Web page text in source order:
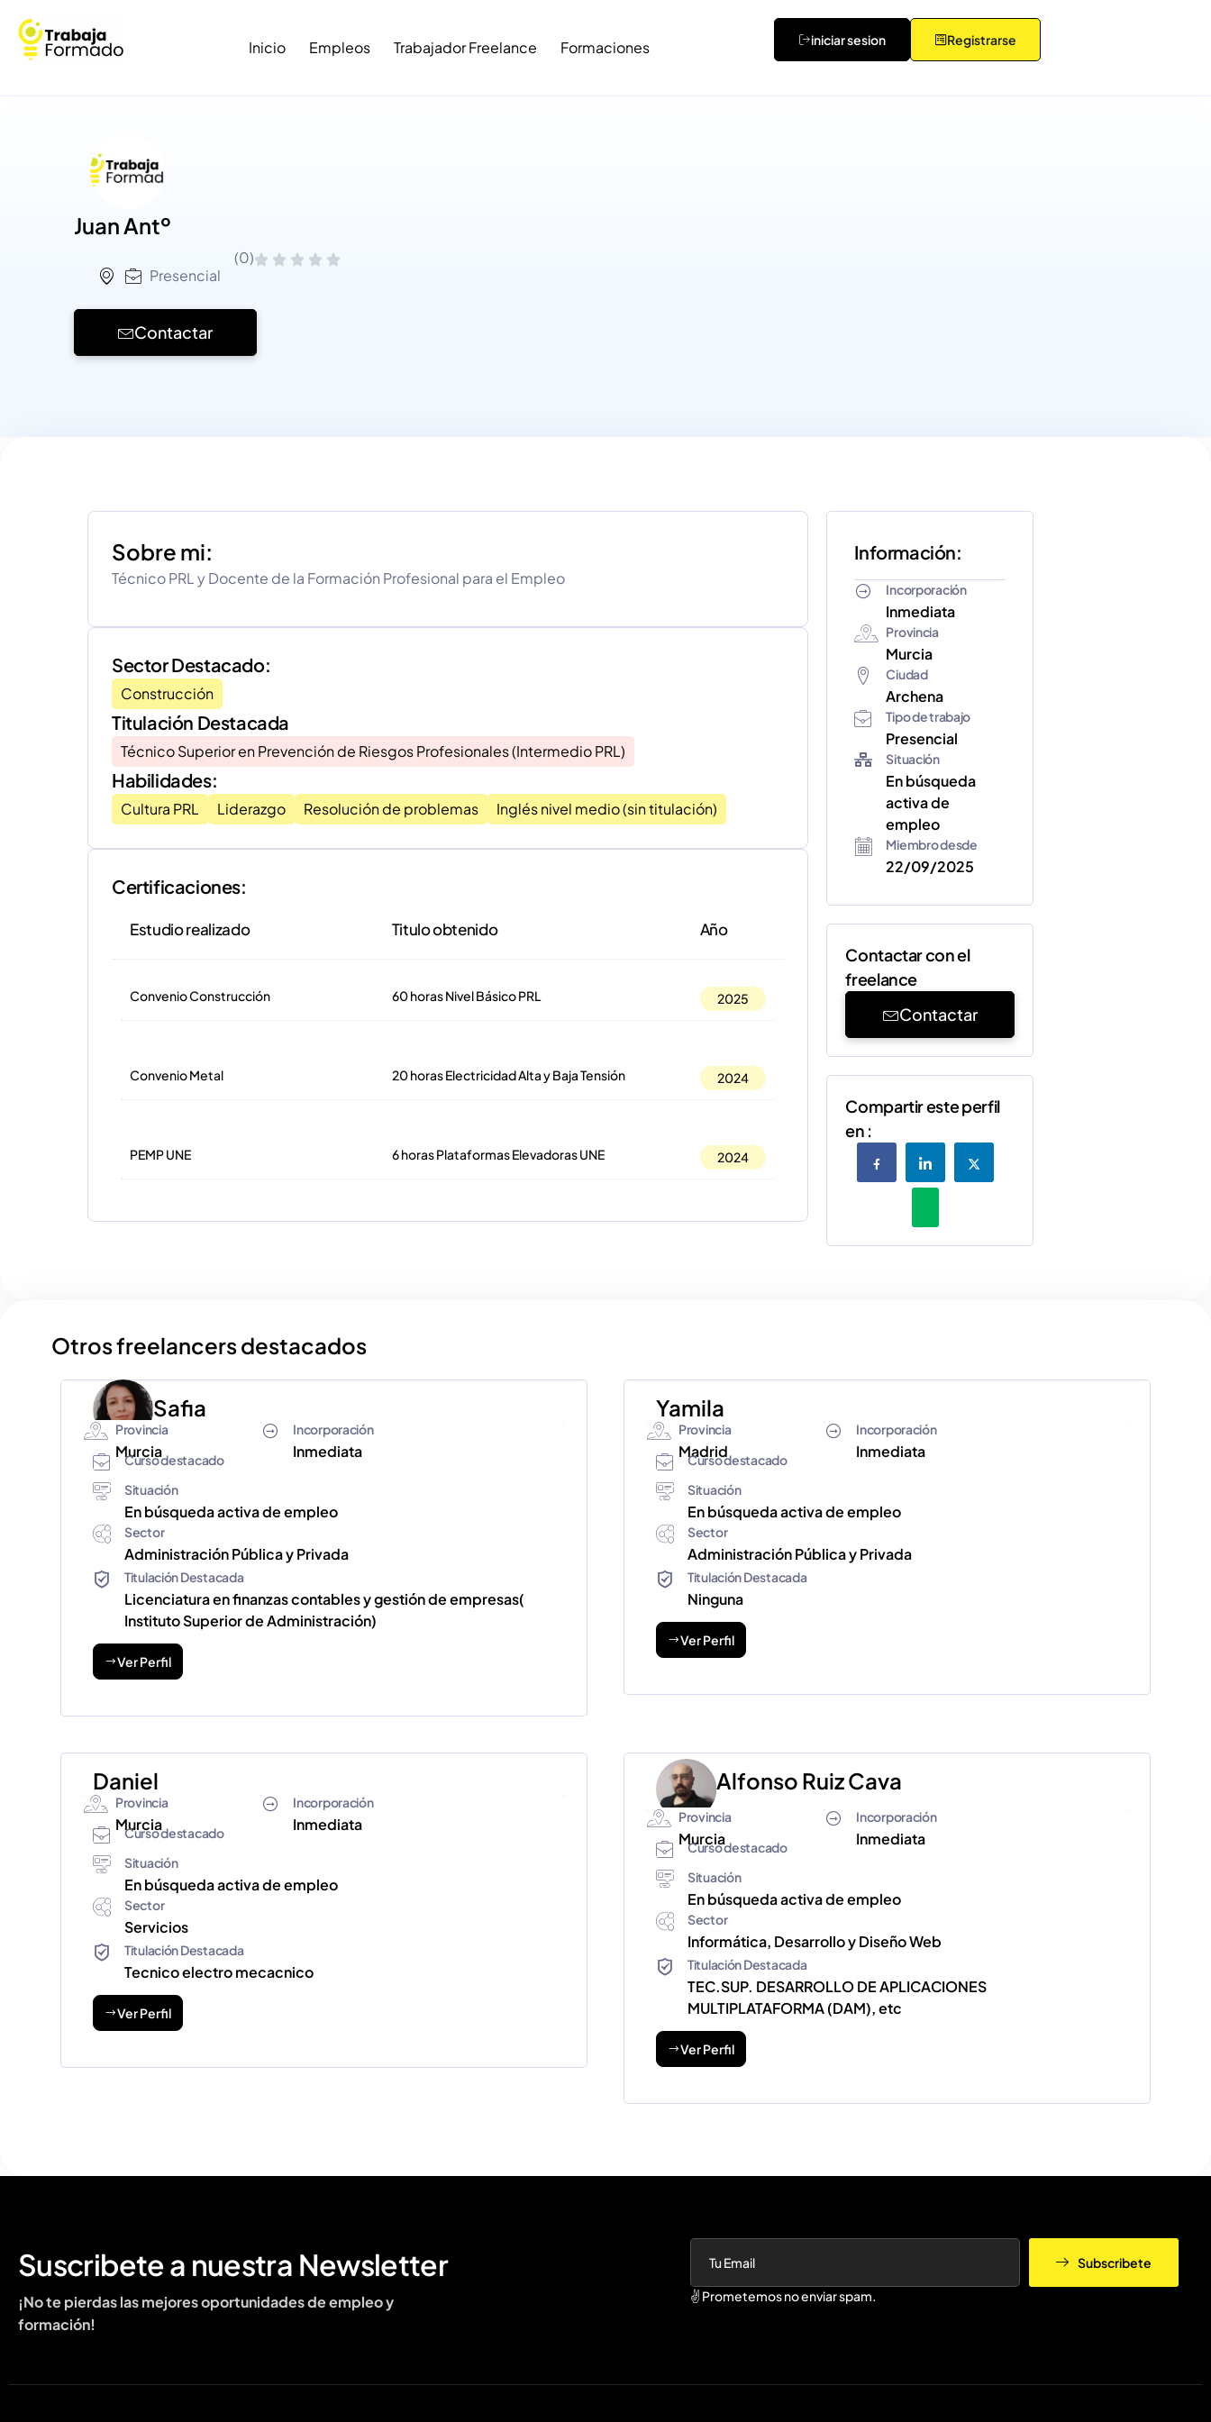
Inicio Empleos Trabajador Freelance Formaciones iniciar sesion Registrarse
Juan Antº
Presencial
(0)
Contactar
Sobre mi:
Técnico PRL y Docente de la Formación Profesional para el Empleo
Sector Destacado:
Construcción
Titulación Destacada
Técnico Superior en Prevención de Riesgos Profesionales (Intermedio PRL)
Habilidades:
Cultura PRL Liderazgo Resolución de problemas Inglés nivel medio (sin titulación)
Certificaciones:
Estudio realizado Titulo obtenido Año
Convenio Construcción 60 horas Nivel Básico PRL 2025
Convenio Metal 20 horas Electricidad Alta y Baja Tensión 2024
PEMP UNE 6 horas Plataformas Elevadoras UNE 2024
Información:
Incorporación
Inmediata
Provincia
Murcia
Ciudad
Archena
Tipo de trabajo
Presencial
Situación
En búsqueda
activa de
empleo
Miembro desde
22/09/2025
Contactar con el
freelance
Contactar
Compartir este perfil
en :
Otros freelancers destacados
Safia
Provincia
Murcia
Incorporación
Inmediata
Curso destacado
Situación
En búsqueda activa de empleo
Sector
Administración Pública y Privada
Titulación Destacada
Licenciatura en finanzas contables y gestión de empresas(
Instituto Superior de Administración)
Ver Perfil
Yamila
Provincia
Madrid
Incorporación
Inmediata
Curso destacado
Situación
En búsqueda activa de empleo
Sector
Administración Pública y Privada
Titulación Destacada
Ninguna
Ver Perfil
Daniel
Provincia
Murcia
Incorporación
Inmediata
Curso destacado
Situación
En búsqueda activa de empleo
Sector
Servicios
Titulación Destacada
Tecnico electro mecacnico
Ver Perfil
Alfonso Ruiz Cava
Provincia
Murcia
Incorporación
Inmediata
Curso destacado
Situación
En búsqueda activa de empleo
Sector
Informática, Desarrollo y Diseño Web
Titulación Destacada
TEC.SUP. DESARROLLO DE APLICACIONES
MULTIPLATAFORMA (DAM), etc
Ver Perfil
Suscribete a nuestra Newsletter
¡No te pierdas las mejores oportunidades de empleo y
formación!
Subscribete
✌️ Prometemos no enviar spam.